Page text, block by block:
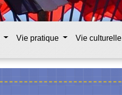
Vie pratique Vie culturelle